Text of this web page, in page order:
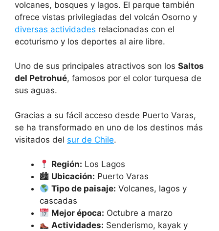
volcanes, bosques y lagos. El parque también
ofrece vistas privilegiadas del volcán Osorno y
diversas actividades relacionadas con el
ecoturismo y los deportes al aire libre.
Uno de sus principales atractivos son los Saltos
del Petrohué, famosos por el color turquesa de
sus aguas.
Gracias a su fácil acceso desde Puerto Varas,
se ha transformado en uno de los destinos más
visitados del sur de Chile.
Región: Los Lagos
🏙 Ubicación: Puerto Varas
Tipo de paisaje: Volcanes, lagos y
cascadas
Mejor época: Octubre a marzo
Actividades: Senderismo, kayak y